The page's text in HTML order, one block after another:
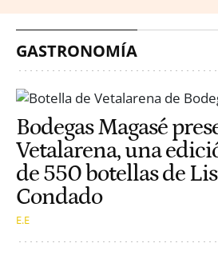
GASTRONOMÍA
Bodegas Magasé
Vetalarena, una
de 550 botellas de
Condado
E.E